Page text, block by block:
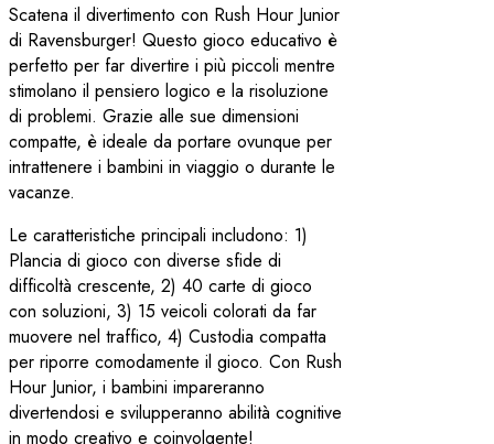
Scatena il divertimento con Rush Hour Junior
di Ravensburger! Questo gioco educativo è
perfetto per far divertire i più piccoli mentre
stimolano il pensiero logico e la risoluzione
di problemi. Grazie alle sue dimensioni
compatte, è ideale da portare ovunque per
intrattenere i bambini in viaggio o durante le
vacanze.
Le caratteristiche principali includono: 1)
Plancia di gioco con diverse sfide di
difficoltà crescente, 2) 40 carte di gioco
con soluzioni, 3) 15 veicoli colorati da far
muovere nel traffico, 4) Custodia compatta
per riporre comodamente il gioco. Con Rush
Hour Junior, i bambini impareranno
divertendosi e svilupperanno abilità cognitive
in modo creativo e coinvolgente!